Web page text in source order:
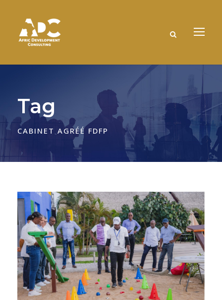
Tag
CABINET AGRÉÉ FDFP